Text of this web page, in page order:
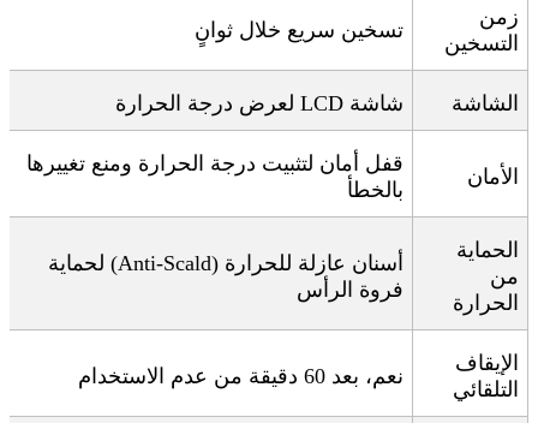
زمن
التسخين
تسخين سريع خلال ثوانٍ
الشاشة شاشة LCD لعرض درجة الحرارة
الأمان
قفل أمان لتثبيت درجة الحرارة ومنع تغييرها
بالخطأ
الحماية
من
الحرارة
أسنان عازلة للحرارة (Anti-Scald)
لحماية
فروة الرأس
الإيقاف
التلقائي
نعم، بعد 60 دقيقة من عدم الاستخدام